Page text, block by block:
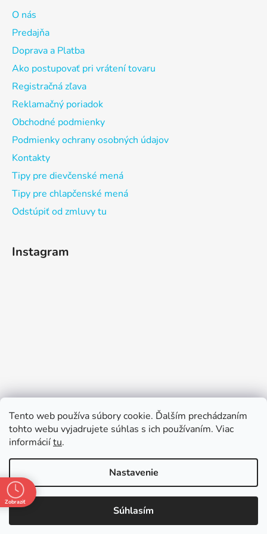
Tento web používa súbory cookie. Ďalším prechádzaním
tohto webu vyjadrujete súhlas s ich používaním. Viac
informáciítu.
Nastavenie
Súhlasím
O nás
Predajňa
Doprava a Platba
Ako postupovať pri vrátení tovaru
Registračná zľava
Reklamačný poriadok
Obchodné podmienky
Podmienky ochrany osobných údajov
Kontakty
Tipy pre dievčenské mená
Tipy pre chlapčenské mená
Odstúpiť od zmluvy tu
Instagram
Sledovať na Instagrame
Vytvoril Shoptet
Copyright 2026mojkocik.sk. Všetky práva vyhradené.
Zobraziť